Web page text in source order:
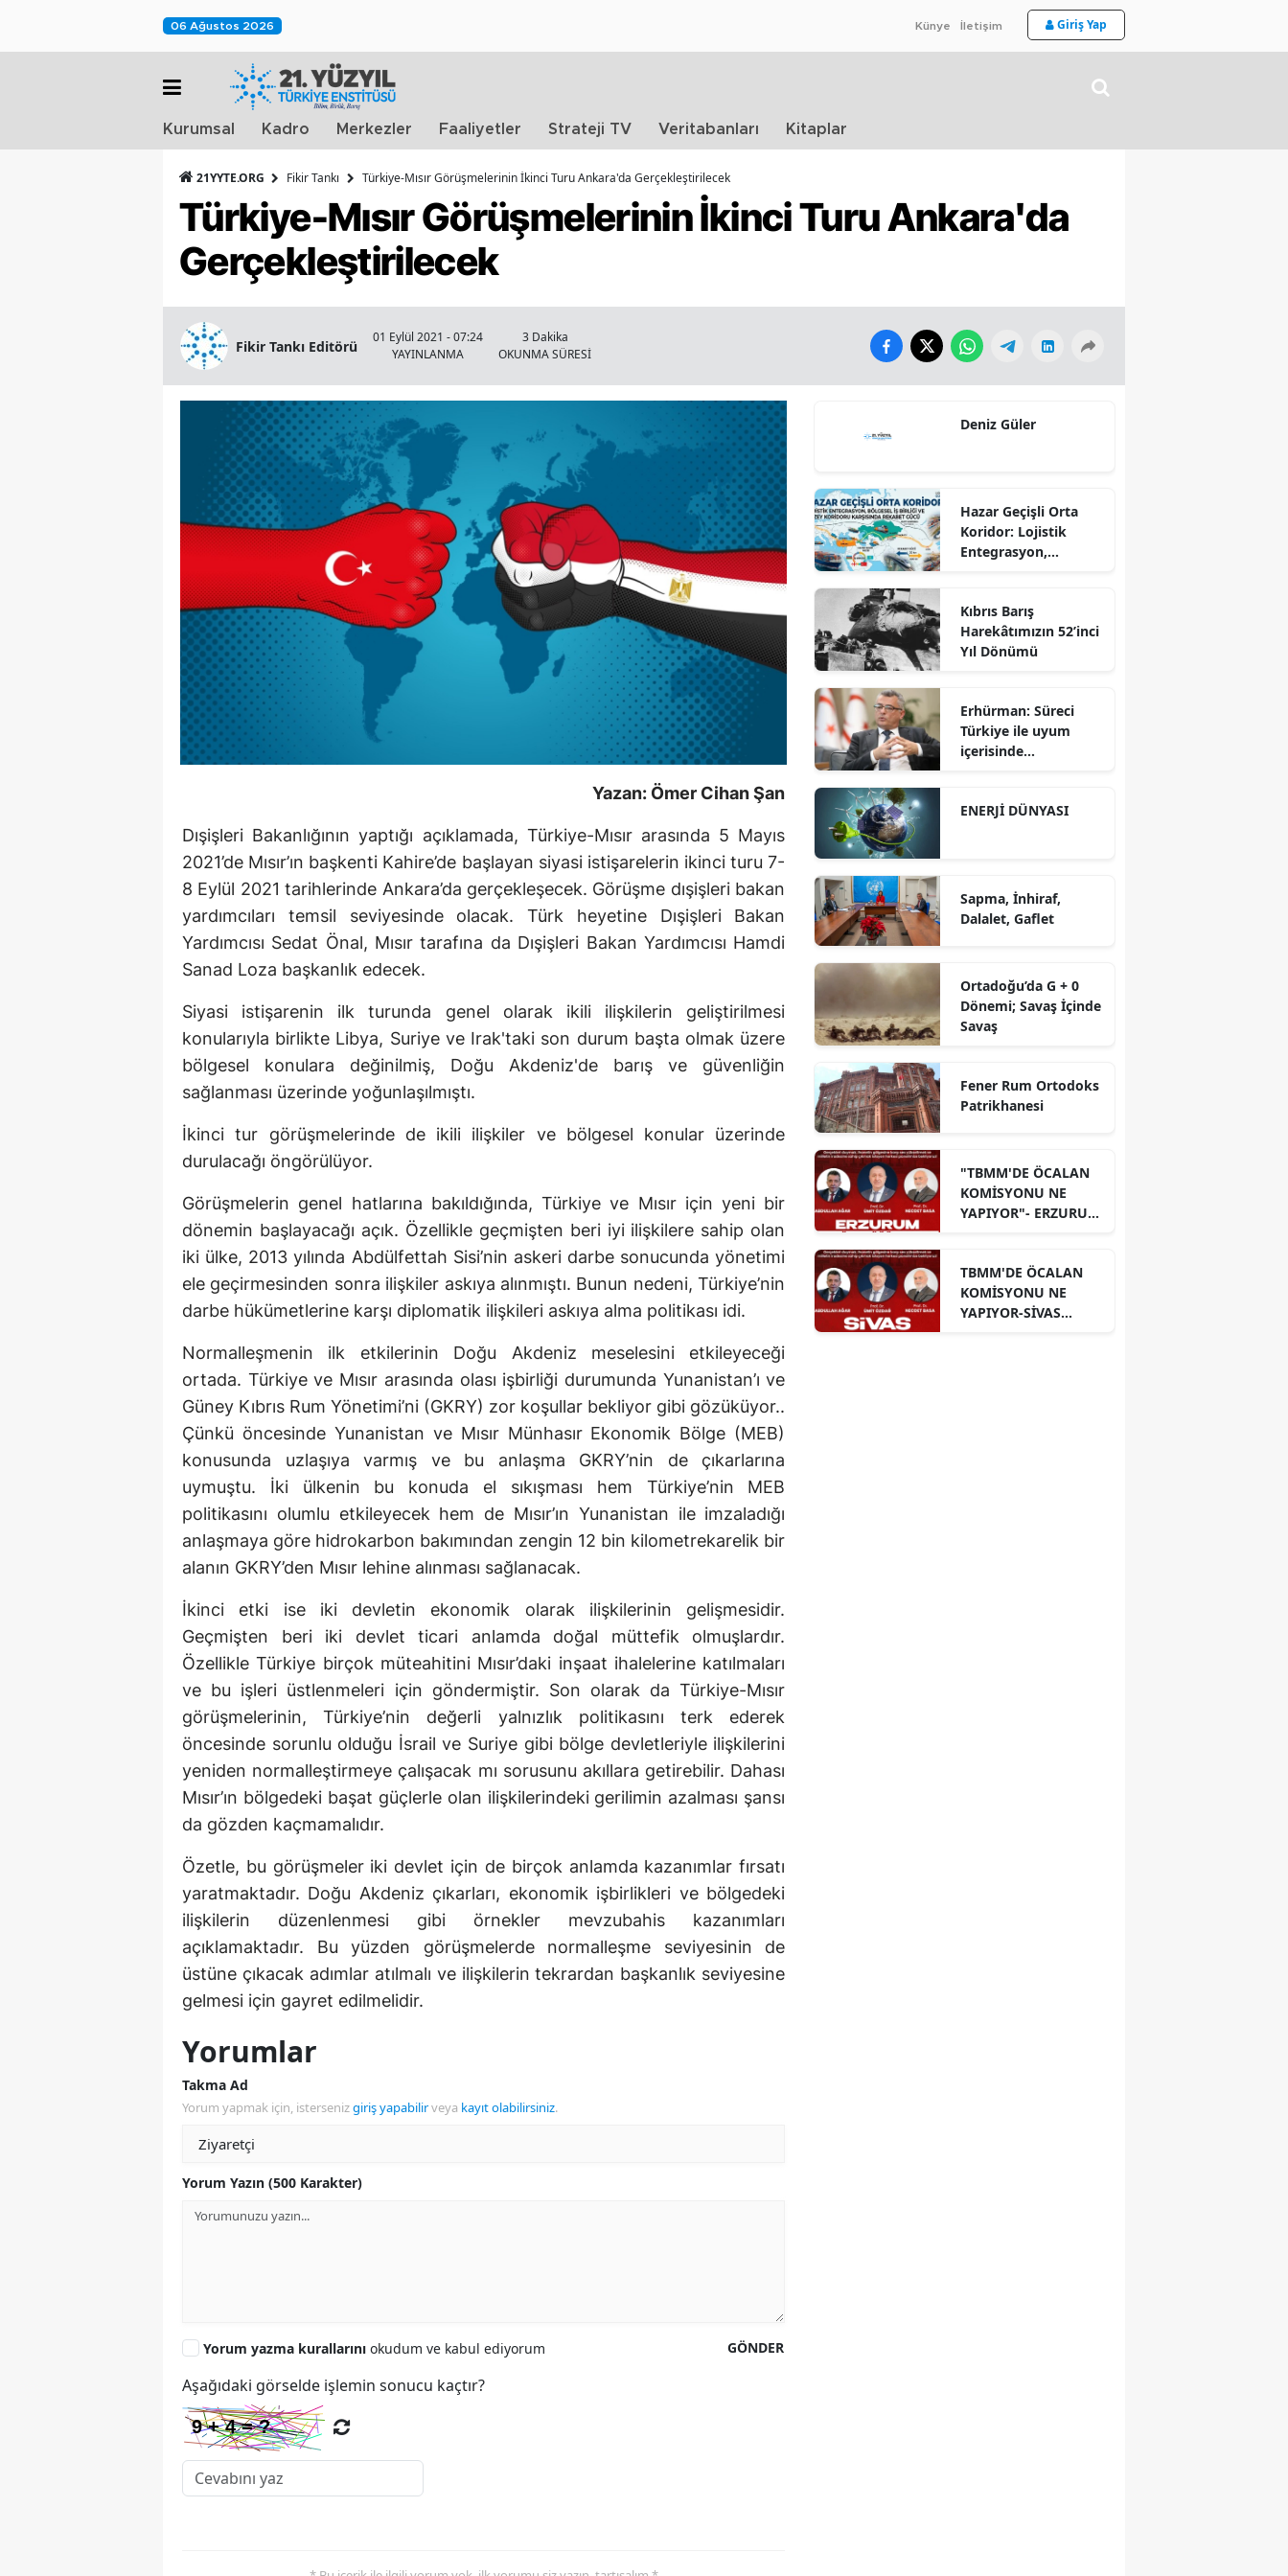
06 Ağustos 2026 Künye İletişim Giriş Yap
Kurumsal Kadro Merkezler Faaliyetler Strateji TV Veritabanları Kitaplar
21YYTE.ORG Fikir Tankı Türkiye-Mısır Görüşmelerinin İkinci Turu Ankara'da Gerçekleştirilecek
Türkiye-Mısır Görüşmelerinin İkinci Turu Ankara'da
Gerçekleştirilecek
Fikir Tankı Editörü
01 Eylül 2021 - 07:24
YAYINLANMA
3 Dakika
OKUNMA SÜRESİ
Yazan: Ömer Cihan Şan
Dışişleri Bakanlığının yaptığı açıklamada, Türkiye-Mısır arasında 5 Mayıs
2021’de Mısır’ın başkenti Kahire’de başlayan siyasi istişarelerin ikinci turu 7-
8 Eylül 2021 tarihlerinde Ankara’da gerçekleşecek. Görüşme dışişleri bakan
yardımcıları temsil seviyesinde olacak. Türk heyetine Dışişleri Bakan
Yardımcısı Sedat Önal, Mısır tarafına da Dışişleri Bakan Yardımcısı Hamdi
Sanad Loza başkanlık edecek.
Siyasi istişarenin ilk turunda genel olarak ikili ilişkilerin geliştirilmesi
konularıyla birlikte Libya, Suriye ve Irak'taki son durum başta olmak üzere
bölgesel konulara değinilmiş, Doğu Akdeniz'de barış ve güvenliğin
sağlanması üzerinde yoğunlaşılmıştı.
İkinci tur görüşmelerinde de ikili ilişkiler ve bölgesel konular üzerinde
durulacağı öngörülüyor.
Görüşmelerin genel hatlarına bakıldığında, Türkiye ve Mısır için yeni bir
dönemin başlayacağı açık. Özellikle geçmişten beri iyi ilişkilere sahip olan
iki ülke, 2013 yılında Abdülfettah Sisi’nin askeri darbe sonucunda yönetimi
ele geçirmesinden sonra ilişkiler askıya alınmıştı. Bunun nedeni, Türkiye’nin
darbe hükümetlerine karşı diplomatik ilişkileri askıya alma politikası idi.
Normalleşmenin ilk etkilerinin Doğu Akdeniz meselesini etkileyeceği
ortada. Türkiye ve Mısır arasında olası işbirliği durumunda Yunanistan’ı ve
Güney Kıbrıs Rum Yönetimi’ni (GKRY) zor koşullar bekliyor gibi gözüküyor..
Çünkü öncesinde Yunanistan ve Mısır Münhasır Ekonomik Bölge (MEB)
konusunda uzlaşıya varmış ve bu anlaşma GKRY’nin de çıkarlarına
uymuştu. İki ülkenin bu konuda el sıkışması hem Türkiye’nin MEB
politikasını olumlu etkileyecek hem de Mısır’ın Yunanistan ile imzaladığı
anlaşmaya göre hidrokarbon bakımından zengin 12 bin kilometrekarelik bir
alanın GKRY’den Mısır lehine alınması sağlanacak.
İkinci etki ise iki devletin ekonomik olarak ilişkilerinin gelişmesidir.
Geçmişten beri iki devlet ticari anlamda doğal müttefik olmuşlardır.
Özellikle Türkiye birçok müteahitini Mısır’daki inşaat ihalelerine katılmaları
ve bu işleri üstlenmeleri için göndermiştir. Son olarak da Türkiye-Mısır
görüşmelerinin, Türkiye’nin değerli yalnızlık politikasını terk ederek
öncesinde sorunlu olduğu İsrail ve Suriye gibi bölge devletleriyle ilişkilerini
yeniden normalleştirmeye çalışacak mı sorusunu akıllara getirebilir. Dahası
Mısır’ın bölgedeki başat güçlerle olan ilişkilerindeki gerilimin azalması şansı
da gözden kaçmamalıdır.
Özetle, bu görüşmeler iki devlet için de birçok anlamda kazanımlar fırsatı
yaratmaktadır. Doğu Akdeniz çıkarları, ekonomik işbirlikleri ve bölgedeki
ilişkilerin düzenlenmesi gibi örnekler mevzubahis kazanımları
açıklamaktadır. Bu yüzden görüşmelerde normalleşme seviyesinin de
üstüne çıkacak adımlar atılmalı ve ilişkilerin tekrardan başkanlık seviyesine
gelmesi için gayret edilmelidir.
Yorumlar
Takma Ad
Yorum yapmak için, istersenizgiriş yapabilirveya kayıt olabilirsiniz.
Yorum Yazın (500 Karakter)
GÖNDER
Yorum yazma kurallarını okudum ve kabul ediyorum
Aşağıdaki görselde işlemin sonucu kaçtır?
Deniz Güler
Hazar Geçişli Orta
Koridor: Lojistik
Entegrasyon,
Karşısında Rekabet
Gücü
Kıbrıs Barış
Harekâtımızın 52’inci
Yıl Dönümü
Erhürman: Süreci
Türkiye ile uyum
içerisinde
ENERJİ DÜNYASI
Sapma, İnhiraf,
Dalalet, Gaflet
Ortadoğu’da G + 0
Dönemi; Savaş İçinde
Savaş
Fener Rum Ortodoks
Patrikhanesi
"TBMM'DE ÖCALAN
KOMİSYONU NE
YAPIYOR"- ERZURUM
TBMM'DE ÖCALAN
KOMİSYONU NE
YAPIYOR-SİVAS